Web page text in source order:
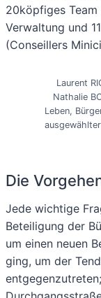
20köpfiges
Verwaltung und
(Conseillers
Laurent
Nathalie
Leben,
Die
Jede wichtige
Beteiligung der
um einen neuen
ging, um der